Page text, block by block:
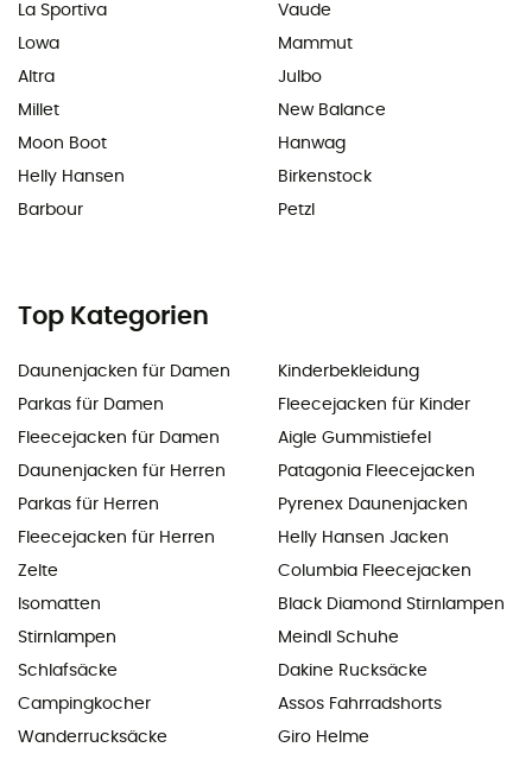
La Sportiva
Lowa
Altra
Millet
Moon Boot
Helly Hansen
Barbour
Vaude
Mammut
Julbo
New Balance
Hanwag
Birkenstock
Petzl
Top Kategorien
Daunenjacken für Damen
Parkas für Damen
Fleecejacken für Damen
Daunenjacken für Herren
Parkas für Herren
Fleecejacken für Herren
Zelte
Isomatten
Stirnlampen
Schlafsäcke
Campingkocher
Wanderrucksäcke
Kinderbekleidung
Fleecejacken für Kinder
Aigle Gummistiefel
Patagonia Fleecejacken
Pyrenex Daunenjacken
Helly Hansen Jacken
Columbia Fleecejacken
Black Diamond Stirnlampen
Meindl Schuhe
Dakine Rucksäcke
Assos Fahrradshorts
Giro Helme